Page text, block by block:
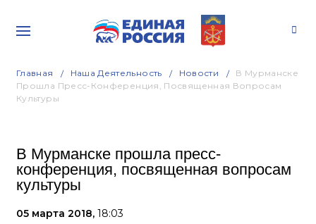
Главная Наша Деятельность Новости
В Мурманске
Прошла Пресс-Конференция, Посвященная Вопросам
Культуры
В Мурманске прошла пресс-
конференция, посвященная вопросам
культуры
05 марта 2018, 18:03